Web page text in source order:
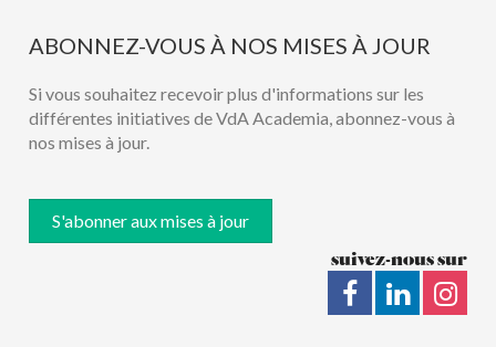
ABONNEZ-VOUS À NOS MISES À JOUR
Si vous souhaitez recevoir plus d'informations sur les
différentes initiatives de VdA Academia, abonnez-vous à
nos mises à jour.
S'abonner aux mises à jour
suivez-nous sur